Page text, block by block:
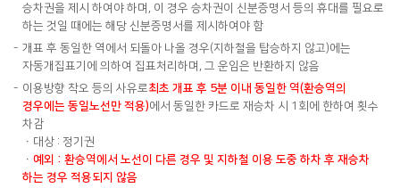
승차권을 제시 하여야 하며, 이 경우 승차권이 신분증명서 등의 휴대를 필요로
하는 것일 때에는 해당 신분증명서를 제시하여야 함
개표 후 동일한 역에서 되돌아 나올 경우(지하철을 탑승하지 않고)에는
자동개집표기에 의하여 집표처리하며, 그 운임은 반환하지 않음
이용방향 착오 등의 사유로최초 개표 후 5분 이내 동일한 역(환승역의
경우에는 동일노선만 적용)에서 동일한 카드로 재승차 시 1회에 한하여 횟수
차감
ㆍ대상 : 정기권
ㆍ 예외 : 환승역에서 노선이 다른 경우 및 지하철 이용 도중 하차 후 재승차
하는 경우 적용되지 않음